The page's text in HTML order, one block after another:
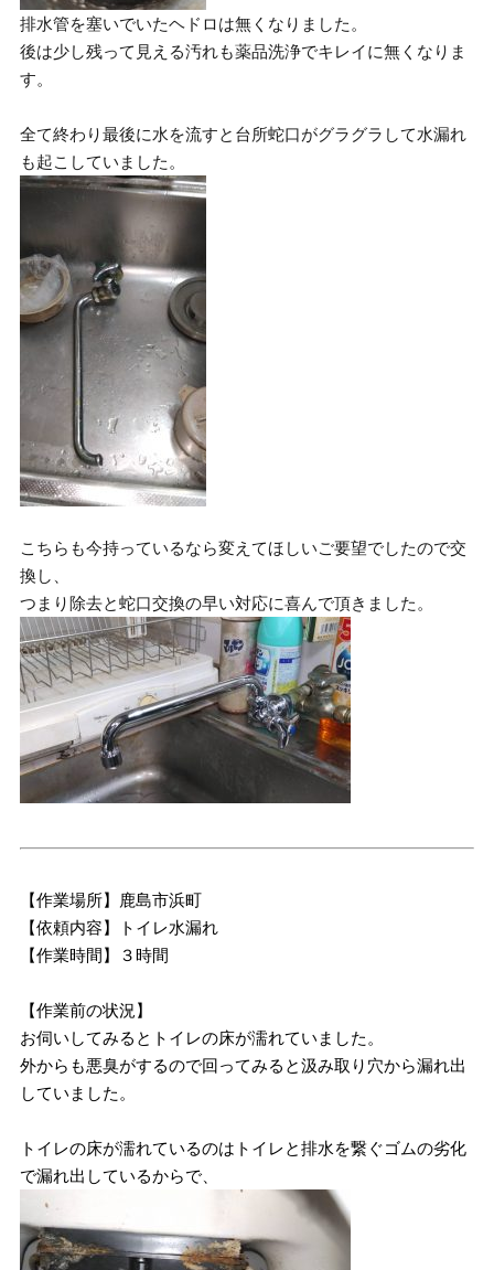
排水管を塞いでいたヘドロは無くなりました。
後は少し残って見える汚れも薬品洗浄でキレイに無くなりま
す。
全て終わり最後に水を流すと台所蛇口がグラグラして水漏れ
も起こしていました。
こちらも今持っているなら変えてほしいご要望でしたので交
換し、
つまり除去と蛇口交換の早い対応に喜んで頂きました。
【作業場所】鹿島市浜町
【依頼内容】トイレ水漏れ
【作業時間】３時間
【作業前の状況】
お伺いしてみるとトイレの床が濡れていました。
外からも悪臭がするので回ってみると汲み取り穴から漏れ出
していました。
トイレの床が濡れているのはトイレと排水を繋ぐゴムの劣化
で漏れ出しているからで、